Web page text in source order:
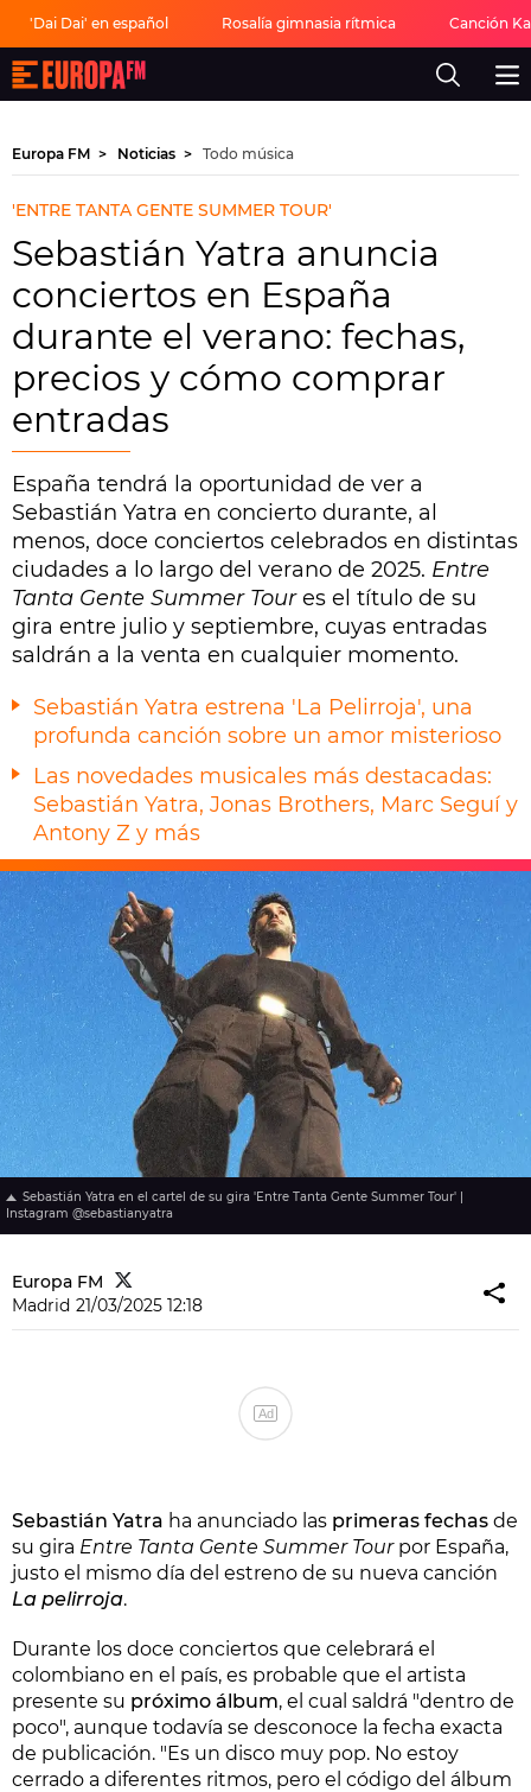
'Dai Dai' en español Rosalía gimnasia rítmica Canción
Europa
FM
-
mejor
música,
virales,
celebrities
y
estilo
de
|
FM
Europa FM Noticias Todo música
'ENTRE TANTA GENTE SUMMER TOUR'
Sebastián Yatra anuncia
conciertos en España
durante el verano: fechas,
precios y cómo comprar
entradas
España tendrá la oportunidad de ver a
Sebastián Yatra en concierto durante, al
menos, doce conciertos celebrados en distintas
ciudades a lo largo del verano de 2025. Entre
Tanta Gente Summer Toures el título de su
gira entre julio y septiembre, cuyas entradas
saldrán a la venta en cualquier momento.
Sebastián Yatra estrena 'La Pelirroja', una
profunda canción sobre un amor misterioso
Las novedades musicales más destacadas:
Sebastián Yatra, Jonas Brothers, Marc Seguí y
Antony Z y más
Sebastián Yatra en el cartel de su gira 'Entre Tanta Gente Summer Tour' |
Instagram @sebastianyatra
Europa FM
Madrid 21/03/2025 12:18
Ad
Sebastián Yatra ha anunciado las primeras fechas de
su gira Entre Tanta Gente Summer Tourpor España,
justo el mismo día del estreno de su nueva canción
La pelirroja.
Durante los doce conciertos que celebrará el
colombiano en el país, es probable que el artista
presente su próximo álbum, el cual saldrá "dentro de
poco", aunque todavía se desconoce la fecha exacta
de publicación. "Es un disco muy pop. No estoy
cerrado a diferentes ritmos, pero el código del álbum